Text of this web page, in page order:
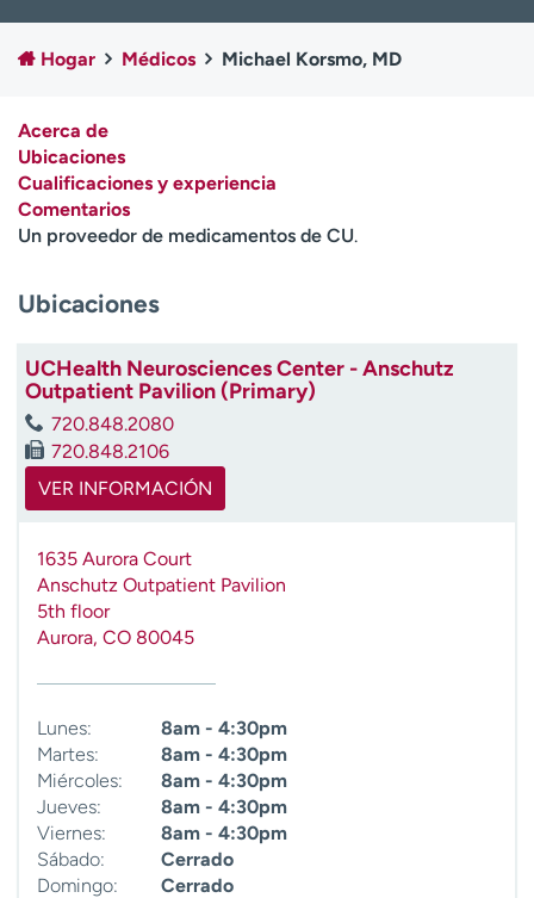
Empleados
Profesionales
Contáctenos
A
y
d
a
e
a
e
n
c
Hogar Médicos Michael Korsmo, MD
Acerca de
Ubicaciones
Cualificaciones y experiencia
Comentarios
Un proveedor de medicamentos de CU.
Ubicaciones
UCHealth Neurosciences Center - Anschutz
Outpatient Pavilion (Primary)
720.848.2080
720.848.2106
VER INFORMACIÓN
1635 Aurora Court
Anschutz Outpatient Pavilion
5th floor
Aurora, CO 80045
Lunes:
8am - 4:30pm
Martes:
8am - 4:30pm
Miércoles:
8am - 4:30pm
Jueves:
8am - 4:30pm
Viernes:
8am - 4:30pm
Sábado:
Cerrado
Domingo:
Cerrado